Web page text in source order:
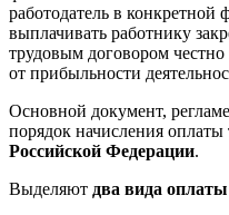
работодатель в конкретной
выплачивать работнику
трудовым договором
от прибыльности
Основной документ,
порядок начисления оплаты
Российской Федерации.
Выделяют два вида оплаты